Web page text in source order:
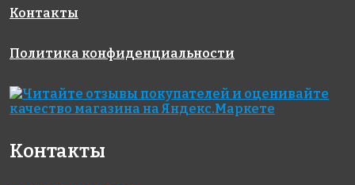
AKE080
Испания
313x495
AKE192
Испания
313x495
AKE225
Испания
330x298
Контакты
Политика конфиденциальности
Контакты